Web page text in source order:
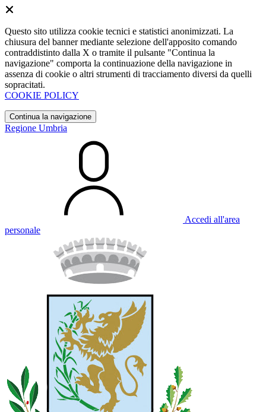
Questo sito utilizza cookie tecnici e statistici anonimizzati. La
chiusura del banner mediante selezione dell'apposito comando
contraddistinto dalla X o tramite il pulsante "Continua la
navigazione" comporta la continuazione della navigazione in
assenza di cookie o altri strumenti di tracciamento diversi da quelli
sopracitati.
COOKIE POLICY
Continua la navigazione
Regione Umbria
Accedi all'area
personale